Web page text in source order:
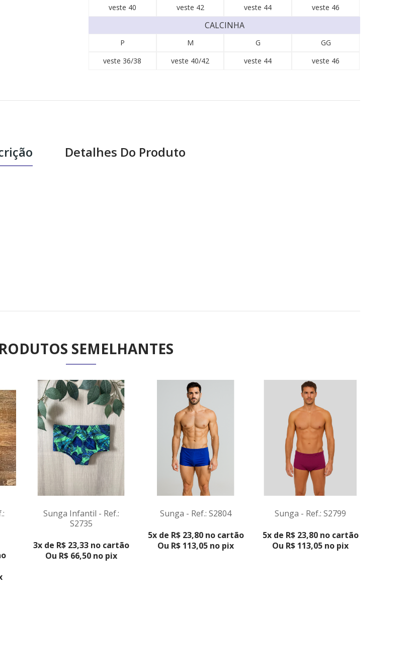
veste 40
veste 42 veste 44 veste 46
CALCINHA
P M G
GG
veste 36/38
veste 40/42 veste 44 veste 46
Detalhes Do Produto
SEMELHANTES
Sunga Infantil - Ref.:
S2735
3x de R$ 23,33 no cartão
Ou R$ 66,50 no pix
VER PRODUTO
Sunga - Ref.: S2804
5x de R$ 23,80 no cartão
Ou R$ 113,05 no pix
Sunga - Ref.: S2799
5x de R$ 23,80 no cartão
Ou R$ 113,05 no pix